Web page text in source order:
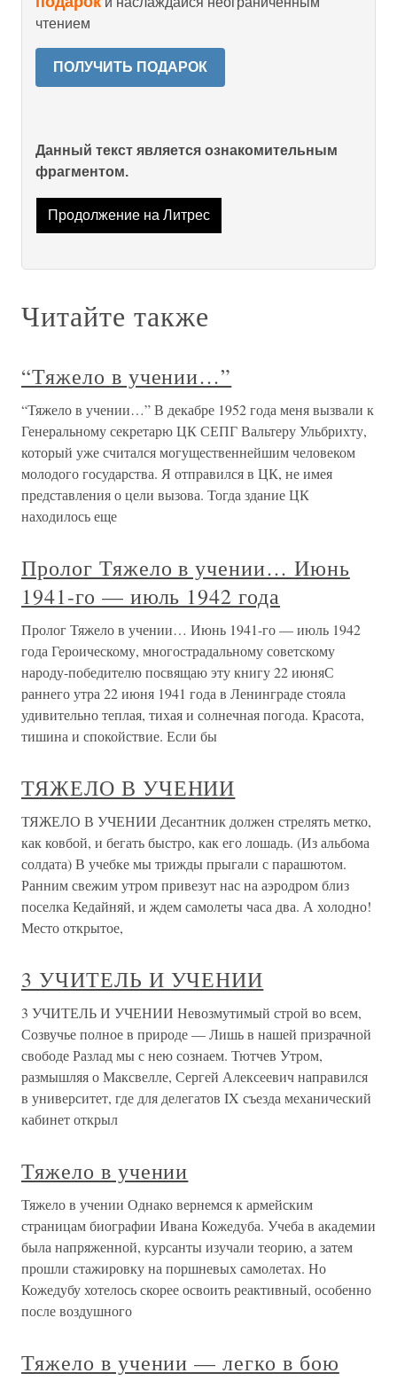
чтением
ПОЛУЧИТЬ ПОДАРОК
Данный текст является ознакомительным
фрагментом.
Продолжение на Литрес
Читайте также
“Тяжело в учении…”
“Тяжело в учении…” В декабре 1952 года меня вызвали к
Генеральному секретарю ЦК СЕПГ Вальтеру Ульбрихту,
который уже считался могущественнейшим человеком
молодого государства. Я отправился в ЦК, не имея
представления о цели вызова. Тогда здание ЦК
находилось еще
Пролог Тяжело в учении… Июнь
1941-го — июль 1942 года
Пролог Тяжело в учении… Июнь 1941-го — июль 1942
года Героическому, многострадальному советскому
народу-победителю посвящаю эту книгу 22 июняС
раннего утра 22 июня 1941 года в Ленинграде стояла
удивительно теплая, тихая и солнечная погода. Красота,
тишина и спокойствие. Если бы
ТЯЖЕЛО В УЧЕНИИ
ТЯЖЕЛО В УЧЕНИИ Десантник должен стрелять метко,
как ковбой, и бегать быстро, как его лошадь. (Из альбома
солдата) В учебке мы трижды прыгали с парашютом.
Ранним свежим утром привезут нас на аэродром близ
поселка Кедайняй, и ждем самолеты часа два. А холодно!
Место открытое,
3 УЧИТЕЛЬ И УЧЕНИИ
3 УЧИТЕЛЬ И УЧЕНИИ Невозмутимый строй во всем,
Созвучье полное в природе — Лишь в нашей призрачной
свободе Разлад мы с нею сознаем. Тютчев Утром,
размышляя о Максвелле, Сергей Алексеевич направился
в университет, где для делегатов IX съезда механический
кабинет открыл
Тяжело в учении
Тяжело в учении Однако вернемся к армейским
страницам биографии Ивана Кожедуба. Учеба в академии
была напряженной, курсанты изучали теорию, а затем
прошли стажировку на поршневых самолетах. Но
Кожедубу хотелось скорее освоить реактивный, особенно
после воздушного
Тяжело в учении — легко в бою